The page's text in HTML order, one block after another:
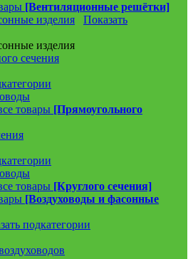
[Вентиляционные решётки]
изделия
Показать
изделия
сечения
товары [Прямоугольного
товары [Круглого сечения]
[Воздуховоды и фасонные
подкатегории